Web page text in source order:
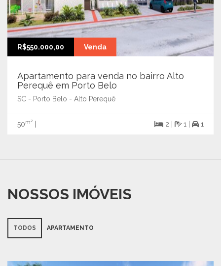
R$550.000,00 Venda
Apartamento para venda no bairro Alto
Perequê em Porto Belo
SC - Porto Belo - Alto Perequê
50m² 2 | 1 | 1
NOSSOS IMÓVEIS
TODOS APARTAMENTO